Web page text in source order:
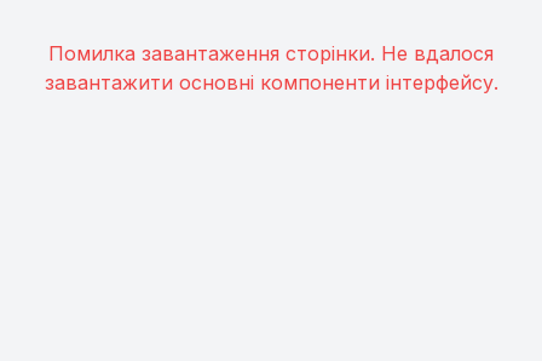
Помилка завантаження сторінки. Не вдалося
завантажити основні компоненти інтерфейсу.